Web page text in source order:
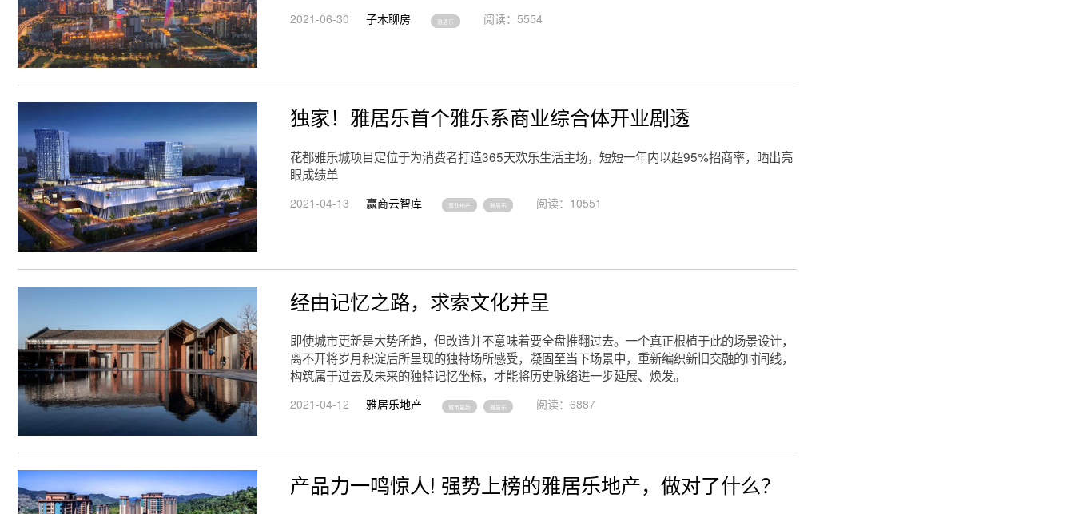
2021-06-30 子木聊房 雅居乐 阅读：5554
独家！雅居乐首个雅乐系商业综合体开业剧透
花都雅乐城项目定位于为消费者打造365天欢乐生活主场，短短一年内以超95%招商率，晒出亮
眼成绩单
2021-04-13 赢商云智库 商业地产 雅居乐 阅读：10551
经由记忆之路，求索文化并呈
即使城市更新是大势所趋，但改造并不意味着要全盘推翻过去。一个真正根植于此的场景设计，
离不开将岁月积淀后所呈现的独特场所感受，凝固至当下场景中，重新编织新旧交融的时间线，
构筑属于过去及未来的独特记忆坐标，才能将历史脉络进一步延展、焕发。
2021-04-12 雅居乐地产 城市更新 雅居乐 阅读：6887
产品力一鸣惊人! 强势上榜的雅居乐地产，做对了什么？